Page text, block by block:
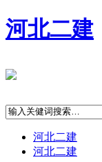
河北二建
河北二建
河北二建